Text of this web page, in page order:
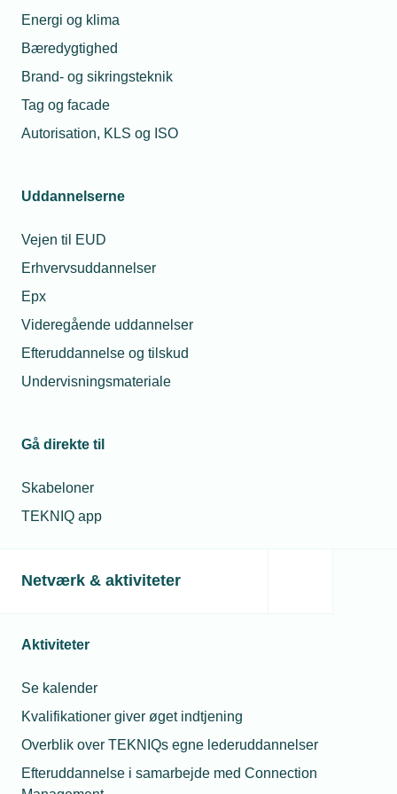
Energi og klima
Bæredygtighed
Brand- og sikringsteknik
Tag og facade
Autorisation, KLS og ISO
Uddannelserne
Vejen til EUD
Erhvervsuddannelser
Epx
Videregående uddannelser
Efteruddannelse og tilskud
Undervisningsmateriale
Gå direkte til
Skabeloner
TEKNIQ app
Netværk & aktiviteter
Aktiviteter
Se kalender
Kvalifikationer giver øget indtjening
Overblik over TEKNIQs egne lederuddannelser
Efteruddannelse i samarbejde med Connection
30. jun. 2023
Er tonen frisk eller hånlig blandt dine
folk?
Relaterede nyheder
Ny guide kan give bedre tone i din virksomhed
række værktøjer til at undgå negative handlinger og dårlig
at benytte.